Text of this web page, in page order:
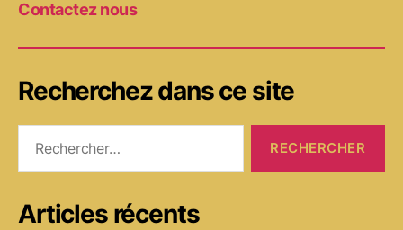
Contactez nous
Recherchez dans ce site
Articles récents